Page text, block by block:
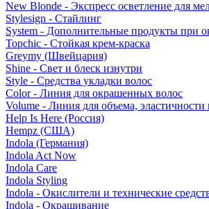
New Blonde - Экспресс осветление для
Stylesign - Стайлинг
System - Дополнительные продукты при
Topchic - Стойкая крем-краска
Greymy (Швейцария)
Shine - Свет и блеск изнутри
Style - Средства укладки волос
Color - Линия для окрашенных волос
Volume - Линия для объема, эластичности
Help Is Here (Россия)
Hempz (США)
Indola (Германия)
Indola Act Now
Indola Care
Indola Styling
Indola - Окислители и технические
Indola - Окрашивание